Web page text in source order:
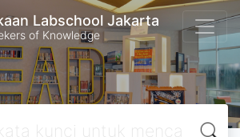
Labschool Jakarta
of Knowledge